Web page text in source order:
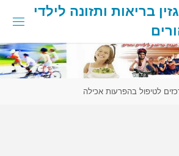
גזין בריאות ותזונה לילדי
ורים
לטיפול בהפרעות אכילה